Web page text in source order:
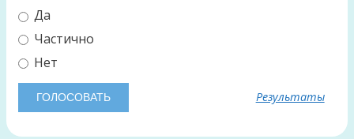
Да
Частично
Нет
Результаты